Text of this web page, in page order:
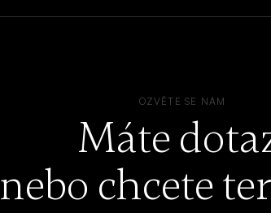
OZVĚTE SE NÁM
Máte
nebo chcete